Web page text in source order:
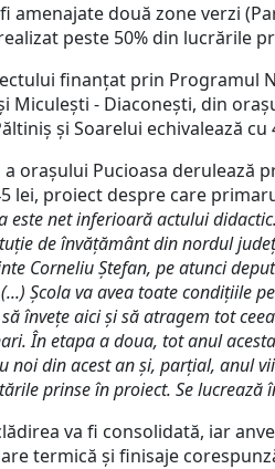
două zone verzi
peste 50% din lucrările
finanțat prin Programul
Miculești - Diaconești, din
și Soarelui echivalează
Pucioasa derulează
lei, proiect despre care
este net inferioară actului
de învățământ din nordul
Corneliu Ștefan, pe atunci
Școla va avea toate condițiile
învețe aici și să atragem tot
În etapa a doua, tot anul
din acest an și, parțial, anul
prinse în proiect. Se lucrează
va fi consolidată, iar
termică și finisaje